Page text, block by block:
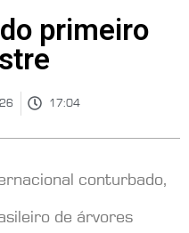
primeiro
17:04
conturbado,
de árvores